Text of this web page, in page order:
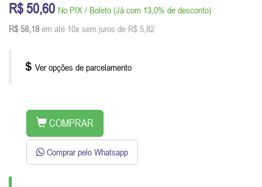
R$ 50,60 No PIX / Boleto (Já com 13,0% de desconto)
R$ 58,18 em até 10x sem juros de R$ 5,82
Ver opções de parcelamento
COMPRAR
Comprar pelo Whatsapp